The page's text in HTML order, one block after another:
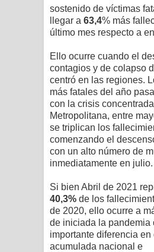
sostenido de víctimas
llegar a 63,4% más
último mes respecto a
Ello ocurre cuando el
contagios y de colapso
centró en las regiones.
más fatales del año
con la crisis
Metropolitana, entre
se triplican los
comenzando el
con un alto número de
inmediatamente en julio.
Si bien Abril de 2021
40,3% de los
de 2020, ello ocurre a
de iniciada la pandemia
importante diferencia en
acumulada nacional e